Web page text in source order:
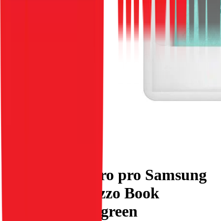
Flipové pouzdro pro Samsung
S25 PLUS Mezzo Book
dreamcatcher green